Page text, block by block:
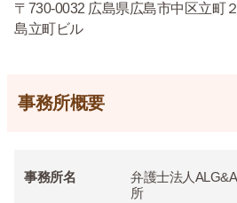
〒730-0032 広島県広島市中区立町
島立町ビル
事務所概要
事務所名
弁護士法人
所